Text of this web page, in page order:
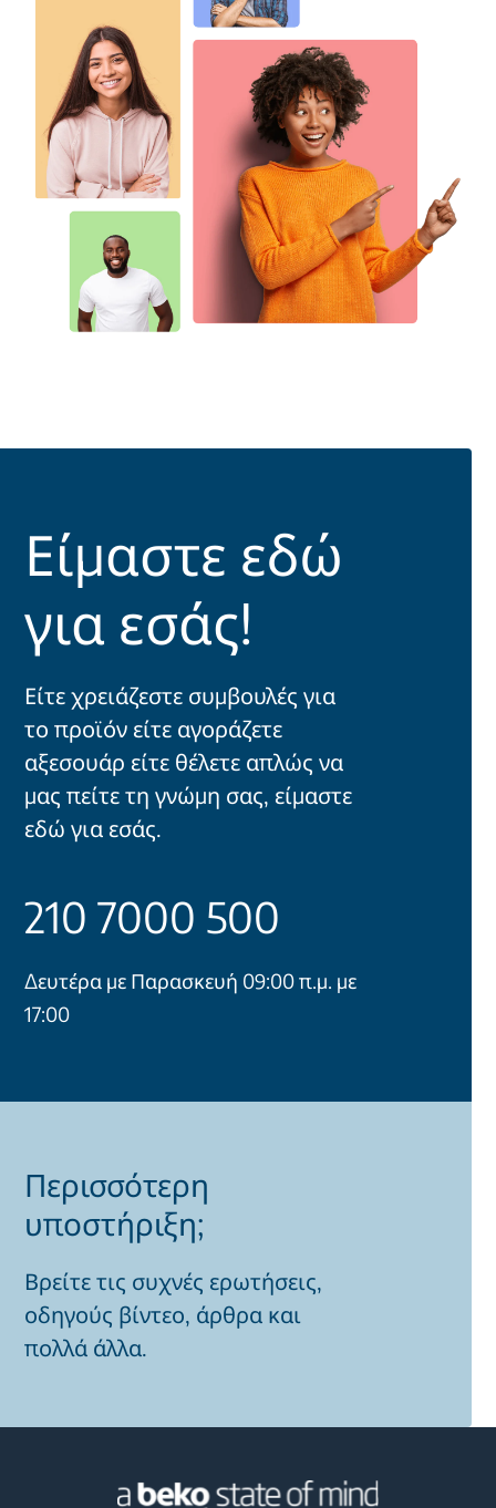
Είμαστε εδώ
για εσάς!
Είτε χρειάζεστε συμβουλές για
το προϊόν είτε αγοράζετε
αξεσουάρ είτε θέλετε απλώς να
μας πείτε τη γνώμη σας, είμαστε
εδώ για εσάς.
210 7000 500
Δευτέρα με Παρασκευή 09:00 π.μ. με
17:00
Περισσότερη
υποστήριξη;
Βρείτε τις συχνές ερωτήσεις,
οδηγούς βίντεο, άρθρα και
πολλά άλλα.